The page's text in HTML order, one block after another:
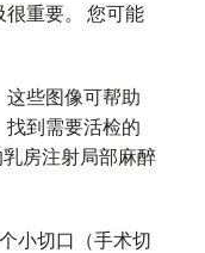
重要。 您可能
些图像可帮助
找到需要活检的
房注射局部麻醉
小切口（手术切